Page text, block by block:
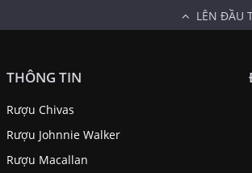
LÊN ĐẦU
THÔNG TIN
Rượu Chivas
Rượu Johnnie Walker
Rượu Macallan